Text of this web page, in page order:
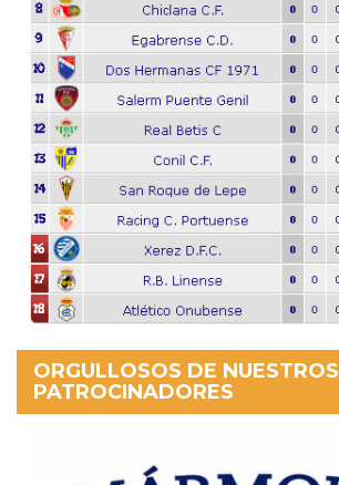
ORGULLOSOS DE NUESTROS
PATROCINADORES